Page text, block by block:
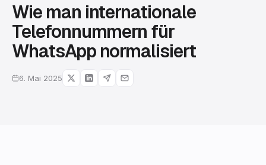
Wie man internationale
Telefonnummern für
WhatsApp normalisiert
6. Mai 2025